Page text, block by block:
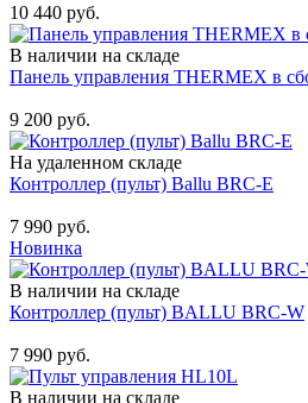
10 440 руб.
В наличии на складе
Панель управления THERMEX в
9 200 руб.
На удаленном складе
Контроллер (пульт) Ballu BRC-E
7 990 руб.
Новинка
В наличии на складе
Контроллер (пульт) BALLU BRC-W
7 990 руб.
В наличии на складе